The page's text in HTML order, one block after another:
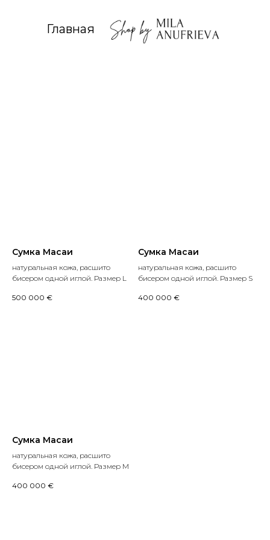
Главная
Сумка Масаи
натуральная кожа, расшито
бисером одной иглой. Размер L
500 000 €
Сумка Масаи
натуральная кожа, расшито
бисером одной иглой. Размер S
400 000 €
Сумка Масаи
натуральная кожа, расшито
бисером одной иглой. Размер M
400 000 €